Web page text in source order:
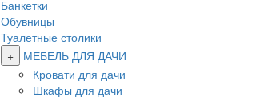
Банкетки
Обувницы
Туалетные столики
+
МЕБЕЛЬ ДЛЯ ДАЧИ
Кровати для дачи
Шкафы для дачи